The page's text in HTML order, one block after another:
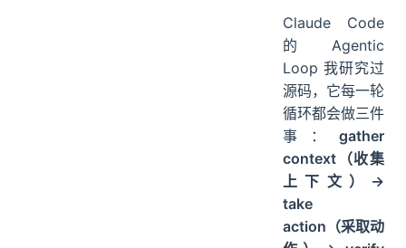
Claude Code
的 Agentic
Loop 我研究过
源码，它每一轮
循环都会做三件
事： gather
context（收集
上下文）→
take
action（采取动